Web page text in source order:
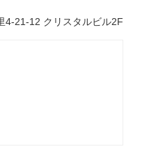
4-21-12 クリスタルビル2F